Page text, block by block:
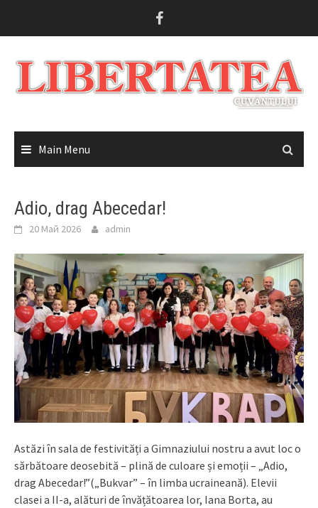
Main Menu
Adio, drag Abecedar!
20 Май 2026 admin
Astăzi în sala de festivități a Gimnaziului nostru a avut loc o
sărbătoare deosebită – plină de culoare și emoții – „Adio,
drag Abecedar!”(„Bukvar” – în limba ucraineană). Elevii
clasei a II-a, alături de învățătoarea lor, Iana Borta, au